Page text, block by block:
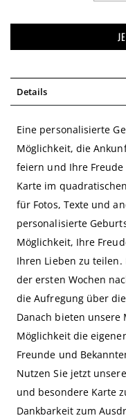
Details
Eine personalisierte
Möglichkeit, die
feiern und Ihre
Karte im
für Fotos, Texte und
personalisierte
Möglichkeit, Ihre
Ihren Lieben zu
der ersten Wochen
die Aufregung über
Danach bieten
Möglichkeit die
Freunde und
Nutzen Sie jetzt
und besondere Karte
Dankbarkeit zum